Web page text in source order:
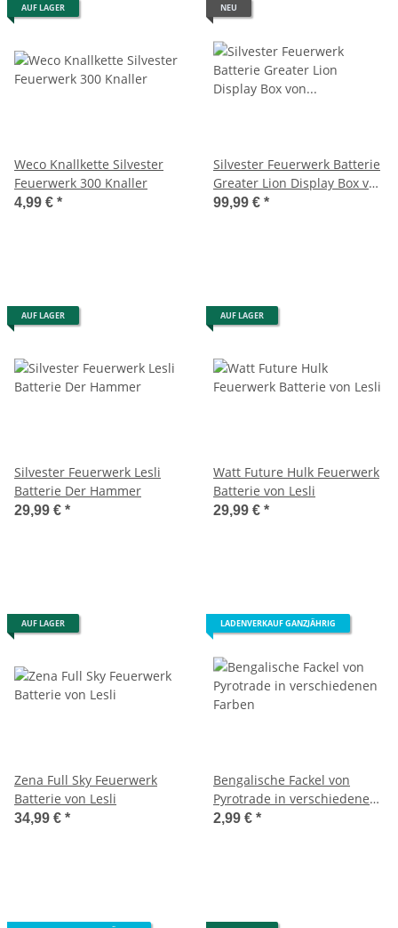
AUF LAGER
Weco Knallkette Silvester
Feuerwerk 300 Knaller
4,99 € *
NEU
Silvester Feuerwerk Batterie
Greater Lion Display Box von
Lesli
99,99 € *
AUF LAGER
Silvester Feuerwerk Lesli
Batterie Der Hammer
29,99 € *
AUF LAGER
Watt Future Hulk Feuerwerk
Batterie von Lesli
29,99 € *
AUF LAGER
Zena Full Sky Feuerwerk
Batterie von Lesli
34,99 € *
LADENVERKAUF GANZJÄHRIG
Bengalische Fackel von
Pyrotrade in verschiedenen
Farben
2,99 € *